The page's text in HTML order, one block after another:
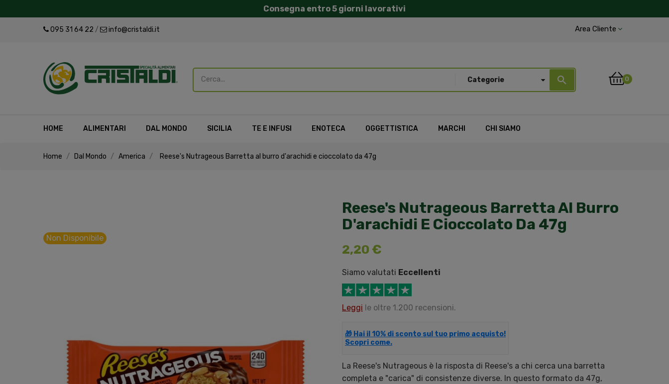
Consegna entro 5 giorni lavorativi
095 31 64 22 / info@cristaldi.it Area Cliente
Categorie search 0
HOME ALIMENTARI DAL MONDO SICILIA TE E INFUSI ENOTECA OGGETTISTICA MARCHI CHI SIAMO
Home Dal Mondo America Reese's Nutrageous Barretta al burro d'arachidi e cioccolato da 47g
Non Disponibile
Reese's Nutrageous Barretta Al Burro
D'arachidi E Cioccolato Da 47g
2,20 €
Siamo valutati Eccellenti
Leggi le oltre 1.200 recensioni.
🎁 Hai il 10% di sconto sul tuo primo acquisto!
Scopri come.
La Reese's Nutrageous è la risposta di Reese's a chi cerca una barretta
completa e "carica" di consistenze diverse. In questo formato da 47g,